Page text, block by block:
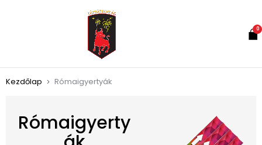
0
Kezdőlap Rómaigyertyák
Rómaigyerty